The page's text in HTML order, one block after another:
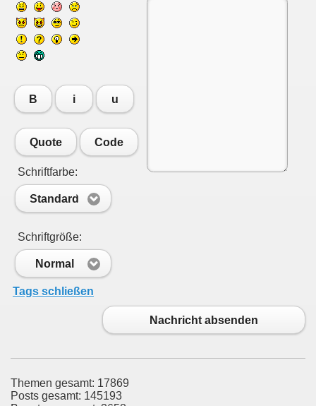
B i u
Quote Code
Schriftfarbe:
Standard
Schriftgröße:
Normal
Tags schließen
Nachricht absenden
Themen gesamt: 17869
Posts gesamt: 145193